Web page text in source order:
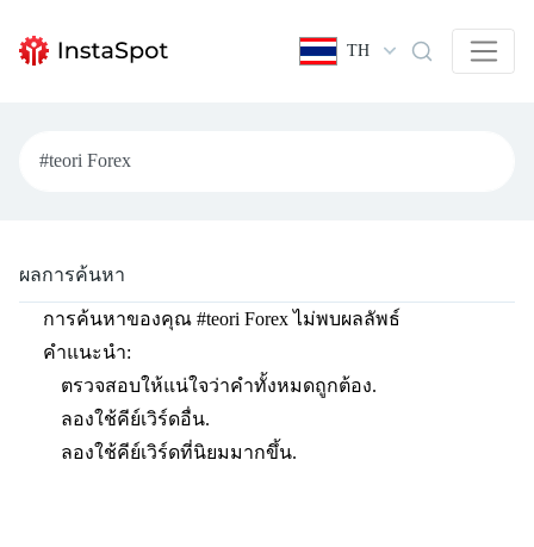
TH
ผลการค้นหา
การค้นหาของคุณ #teori Forexไม่พบผลลัพธ์
คำแนะนำ:
ตรวจสอบให้แน่ใจว่าคำทั้งหมดถูกต้อง.
ลองใช้คีย์เวิร์ดอื่น.
ลองใช้คีย์เวิร์ดที่นิยมมากขึ้น.